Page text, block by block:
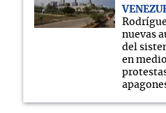
nuevas
del
en